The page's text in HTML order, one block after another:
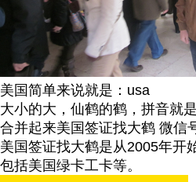
美国简单来说就是：usa
大小的大，仙鹤的鹤，拼音就
合并起来美国签证找大鹤 微信
美国签证找大鹤是从2005年开
包括美国绿卡工卡等。